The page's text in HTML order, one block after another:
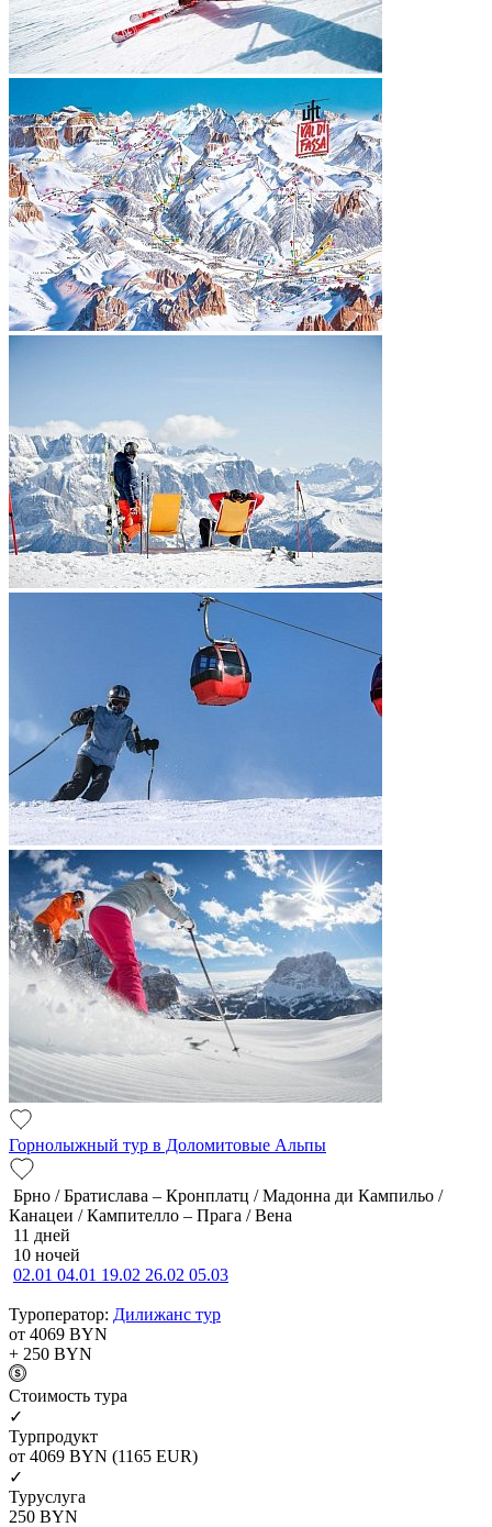
Горнолыжный тур в Доломитовые Альпы
Брно / Братислава – Кронплатц / Мадонна ди Кампильо /
Канацеи / Кампителло – Прага / Вена
11 дней
10 ночей
02.01 04.01 19.02 26.02 05.03
Туроператор: Дилижанс тур
от 4069 BYN
+ 250 BYN
Cтоимость тура
✓
Турпродукт
от 4069 BYN (1165 EUR)
✓
Туруслуга
250 BYN